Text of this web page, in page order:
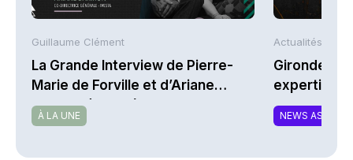
Guillaume Clément
La Grande Interview de Pierre-
Marie de Forville et d’Ariane
Darmon (Ivesta)
À LA UNE
Actualités AFP
Gironde :
expertises
NEWS